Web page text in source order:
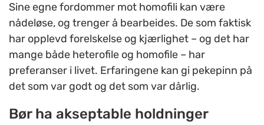
Sine egne fordommer mot homofili kan være
nådeløse, og trenger å bearbeides. De som faktisk
har opplevd forelskelse og kjærlighet – og det har
mange både heterofile og homofile – har
preferanser i livet. Erfaringene kan gi pekepinn på
det som var godt og det som var dårlig.
Bør ha akseptable holdninger